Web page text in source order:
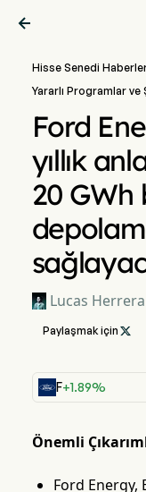

Hisse Senedi
Yararlı Programlar ve
Ford
yıllık
20
Lucas Herrera
Paylaşmak için 
F+1.89%
Önemli
Ford Energy,